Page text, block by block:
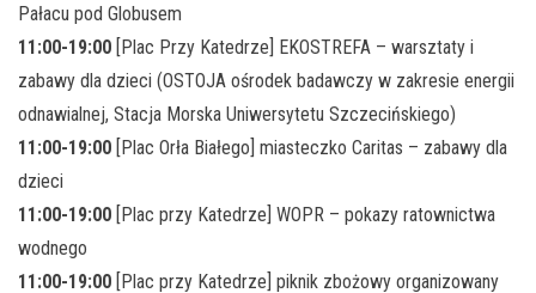
Pałacu pod Globusem
11:00-19:00 [Plac Przy Katedrze] EKOSTREFA – warsztaty i
zabawy dla dzieci (OSTOJA ośrodek badawczy w zakresie energii
odnawialnej, Stacja Morska Uniwersytetu Szczecińskiego)
11:00-19:00 [Plac Orła Białego] miasteczko Caritas – zabawy dla
dzieci
11:00-19:00 [Plac przy Katedrze] WOPR – pokazy ratownictwa
wodnego
11:00-19:00 [Plac przy Katedrze] piknik zbożowy organizowany